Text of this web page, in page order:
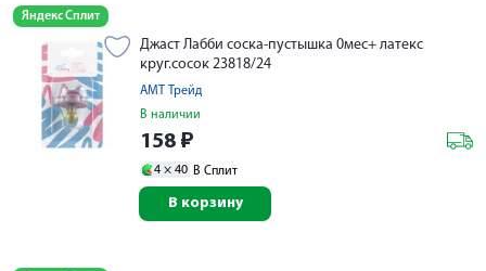
Яндекс Сплит
Джаст Лабби соска-пустышка 0мес+ латекс
круг.сосок 23818/24
АМТ Трейд
В наличии
158 ₽
4 × 40 В Сплит
В корзину